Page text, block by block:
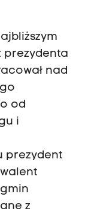
prezydenta
nad
od
i
prezydent
gmin
z